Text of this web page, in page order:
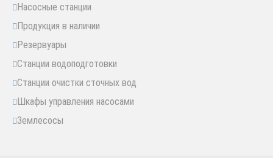
Насосные станции
Продукция в наличии
Резервуары
Станции водоподготовки
Станции очистки сточных вод
Шкафы управления насосами
Землесосы